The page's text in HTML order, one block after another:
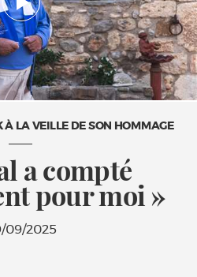
À LA VEILLE DE SON HOMMAGE
a compté
pour moi »
09/2025